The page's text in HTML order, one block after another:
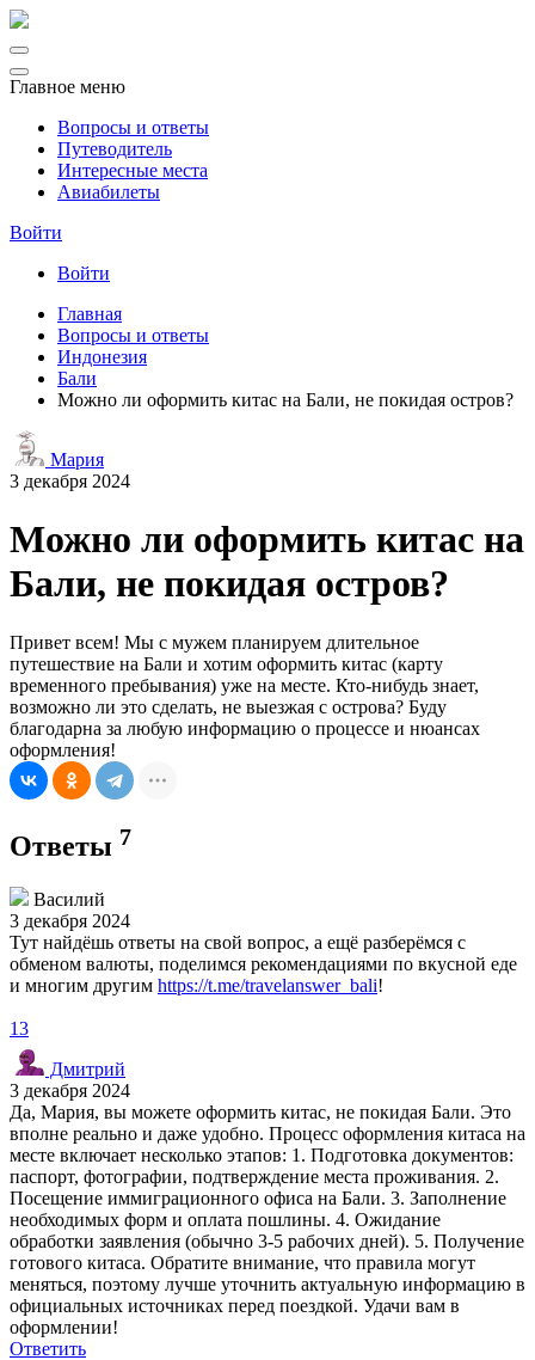
Главное меню
Вопросы и ответы
Путеводитель
Интересные места
Авиабилеты
Войти
Войти
Главная
Вопросы и ответы
Индонезия
Бали
Можно ли оформить китас на Бали, не покидая остров?
Мария
3 декабря 2024
Можно ли оформить китас на
Бали, не покидая остров?
Привет всем! Мы с мужем планируем длительное
путешествие на Бали и хотим оформить китас (карту
временного пребывания) уже на месте. Кто-нибудь знает,
возможно ли это сделать, не выезжая с острова? Буду
благодарна за любую информацию о процессе и нюансах
оформления!
Ответы 7
Василий
3 декабря 2024
Тут найдёшь ответы на свой вопрос, а ещё разберёмся с
обменом валюты, поделимся рекомендациями по вкусной еде
и многим другим https://t.me/travelanswer_bali!
13
Дмитрий
3 декабря 2024
Да, Мария, вы можете оформить китас, не покидая Бали. Это
вполне реально и даже удобно. Процесс оформления китаса на
месте включает несколько этапов: 1. Подготовка документов:
паспорт, фотографии, подтверждение места проживания. 2.
Посещение иммиграционного офиса на Бали. 3. Заполнение
необходимых форм и оплата пошлины. 4. Ожидание
обработки заявления (обычно 3-5 рабочих дней). 5. Получение
готового китаса. Обратите внимание, что правила могут
меняться, поэтому лучше уточнить актуальную информацию в
официальных источниках перед поездкой. Удачи вам в
оформлении!
Ответить